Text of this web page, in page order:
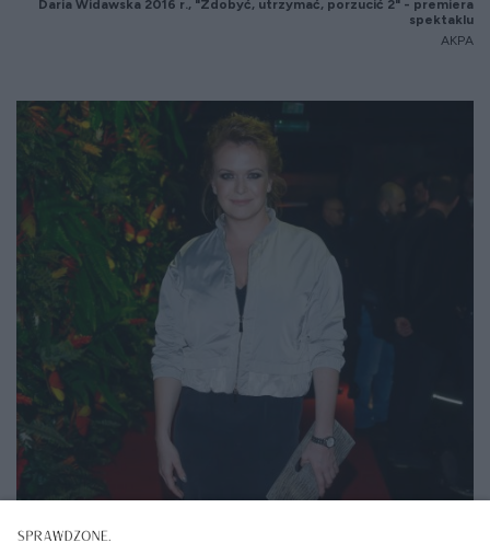
Daria Widawska 2016 r., "Zdobyć, utrzymać, porzucić 2" - premiera
spektaklu
AKPA